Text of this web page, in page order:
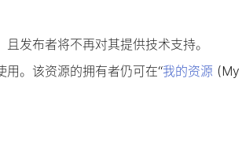
发布者将不再对其提供技术支持。
。该资源的拥有者仍可在“我的资源 (My